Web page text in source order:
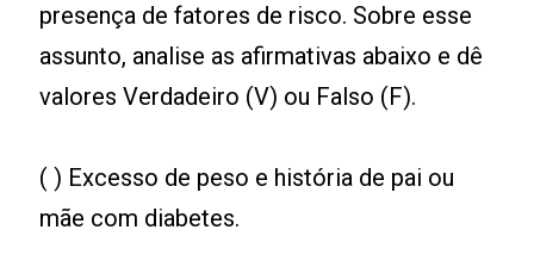
presença de fatores de risco. Sobre esse
assunto, analise as afirmativas abaixo e dê
valores Verdadeiro (V) ou Falso (F).
( ) Excesso de peso e história de pai ou
mãe com diabetes.